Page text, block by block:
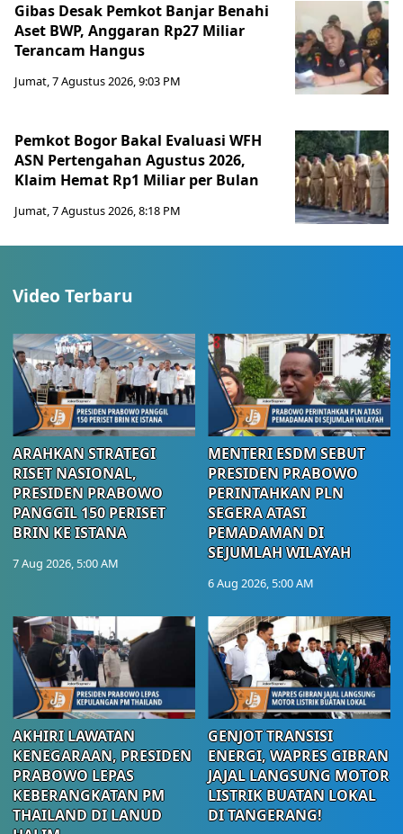
Gibas Desak Pemkot Banjar Benahi
Aset BWP, Anggaran Rp27 Miliar
Terancam Hangus
Jumat, 7 Agustus 2026, 9:03 PM
Pemkot Bogor Bakal Evaluasi WFH
ASN Pertengahan Agustus 2026,
Klaim Hemat Rp1 Miliar per Bulan
Jumat, 7 Agustus 2026, 8:18 PM
Video Terbaru
ARAHKAN STRATEGI
RISET NASIONAL,
PRESIDEN PRABOWO
PANGGIL 150 PERISET
BRIN KE ISTANA
7 Aug 2026, 5:00 AM
MENTERI ESDM SEBUT
PRESIDEN PRABOWO
PERINTAHKAN PLN
SEGERA ATASI
PEMADAMAN DI
SEJUMLAH WILAYAH
6 Aug 2026, 5:00 AM
AKHIRI LAWATAN
KENEGARAAN, PRESIDEN
PRABOWO LEPAS
KEBERANGKATAN PM
THAILAND DI LANUD
GENJOT TRANSISI
ENERGI, WAPRES GIBRAN
JAJAL LANGSUNG MOTOR
LISTRIK BUATAN LOKAL
DI TANGERANG!